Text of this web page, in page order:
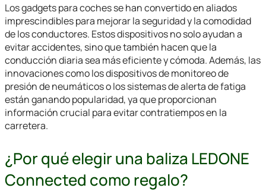
Los gadgets para coches se han convertido en aliados
imprescindibles para mejorar la seguridad y la comodidad
de los conductores. Estos dispositivos no solo ayudan a
evitar accidentes, sino que también hacen que la
conducción diaria sea más eficiente y cómoda. Además, las
innovaciones como los dispositivos de monitoreo de
presión de neumáticos o los sistemas de alerta de fatiga
están ganando popularidad, ya que proporcionan
información crucial para evitar contratiempos en la
carretera.
¿Por qué elegir una baliza LEDONE
Connected como regalo?